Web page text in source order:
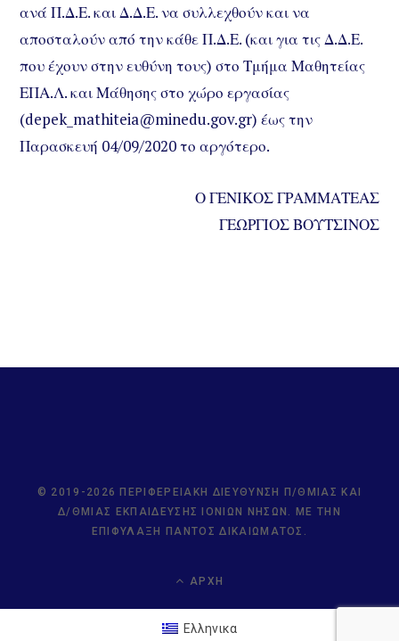
ανά Π.Δ.Ε. και Δ.Δ.Ε. να συλλεχθούν και να
αποσταλούν από την κάθε Π.Δ.Ε. (και για τις Δ.Δ.Ε.
που έχουν στην ευθύνη τους) στο Τμήμα Μαθητείας
ΕΠΑ.Λ. και Μάθησης στο χώρο εργασίας
(depek_mathiteia@minedu.gov.gr) έως την
Παρασκευή 04/09/2020 το αργότερο.
Ο ΓΕΝΙΚΟΣ ΓΡΑΜΜΑΤΕΑΣ
ΓΕΩΡΓΙΟΣ ΒΟΥΤΣΙΝΟΣ
© 2019-2026 ΠΕΡΙΦΕΡΕΙΑΚΉ ΔΙΕΎΘΥΝΣΗ Π/ΘΜΙΑΣ ΚΑΙ
Δ/ΘΜΙΑΣ ΕΚΠΑΊΔΕΥΣΗΣ ΙΟΝΊΩΝ ΝΉΣΩΝ. ΜΕ ΤΗΝ
ΕΠΙΦΎΛΑΞΗ ΠΑΝΤΌΣ ΔΙΚΑΙΏΜΑΤΟΣ.
ΑΡΧΉ
Ελληνικα